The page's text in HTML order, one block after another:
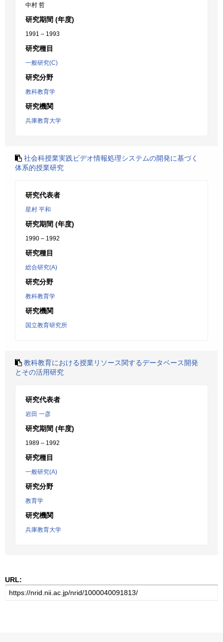
中村 哲
研究期間 (年度)
1991 – 1993
研究種目
一般研究(C)
研究分野
教科教育学
研究機関
兵庫教育大学
社会科授業実践ビデオ情報処理システムの開発に基づく
体系的授業研究
研究代表者
星村 平和
研究期間 (年度)
1990 – 1992
研究種目
総合研究(A)
研究分野
教科教育学
研究機関
国立教育研究所
教科教育における授業リソース関するデータベース開発
とその活用研究
研究代表者
岩田 一彦
研究期間 (年度)
1989 – 1992
研究種目
一般研究(A)
研究分野
教育学
研究機関
兵庫教育大学
URL: